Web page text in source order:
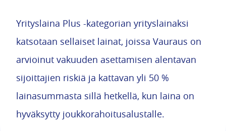
Yrityslaina Plus -kategorian yrityslainaksi
katsotaan sellaiset lainat, joissa Vauraus on
arvioinut vakuuden asettamisen alentavan
sijoittajien riskiä ja kattavan yli 50 %
lainasummasta sillä hetkellä, kun laina on
hyväksytty joukkorahoitusalustalle.